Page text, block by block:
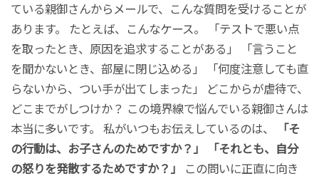
ている親御さんからメールで、こんな質問を受けることが
あります。 たとえば、こんなケース。 「テストで悪い点
を取ったとき、原因を追求することがある」 「言うこと
を聞かないとき、部屋に閉じ込める」 「何度注意しても直
らないから、つい手が出てしまった」 どこからが虐待で、
どこまでがしつけか？ この境界線で悩んでいる親御さんは
本当に多いです。 私がいつもお伝えしているのは、
「そ
の行動は、お子さんのためですか？」
「それとも、自分
の怒りを発散するためですか？」
この問いに正直に向き